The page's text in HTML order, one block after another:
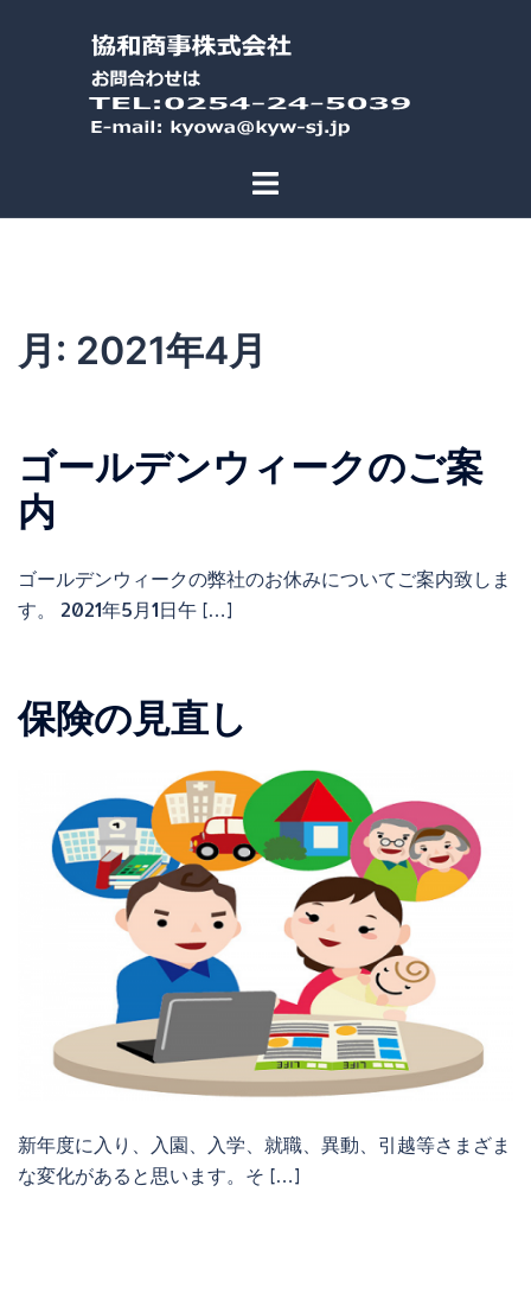
月: 2021年4月
ゴールデンウィークのご案
内
ゴールデンウィークの弊社のお休みについてご案内致しま
す。 2021年5月1日午 […]
保険の見直し
新年度に入り、入園、入学、就職、異動、引越等さまざま
な変化があると思います。そ […]